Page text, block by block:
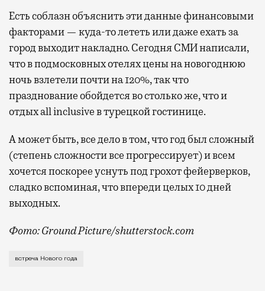
Есть соблазн объяснить эти данные финансовыми
факторами — куда-то лететь или даже ехать за
город выходит накладно. Сегодня СМИ написали,
что в подмосковных отелях цены на новогоднюю
ночь взлетели почти на 120%, так что
празднование обойдется во столько же, что и
отдых all inclusive в турецкой гостинице.
А может быть, все дело в том, что год был сложный
(степень сложности все прогрессирует) и всем
хочется поскорее уснуть под грохот фейерверков,
сладко вспоминая, что впереди целых 10 дней
выходных.
Фото: Ground Picture/shutterstock.com
Похоже, что москвичи оказались домоседами,
встреча Нового года